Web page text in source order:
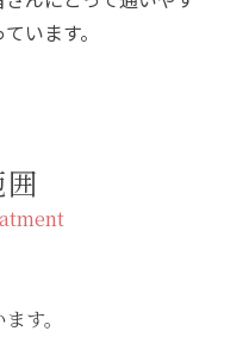
います。
す。